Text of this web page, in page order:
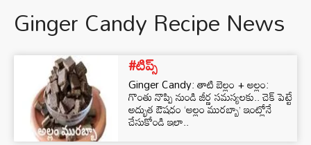
Ginger Candy Recipe News
#టిప్స్
Ginger Candy: తాటి బెల్లం + అల్లం:
గొంతు నొప్పి నుండి జీర్ణ సమస్యలకు.. చెక్ పెట్టే
అద్భుత ఔషధం ‘అల్లం మురబ్బా’ ఇంట్లోనే
చేసుకోండి ఇలా..